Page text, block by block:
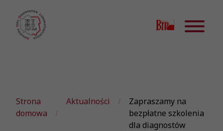
Strona
domowa
Aktualności
Zapraszamy na
bezpłatne szkolenia
dla diagnostów